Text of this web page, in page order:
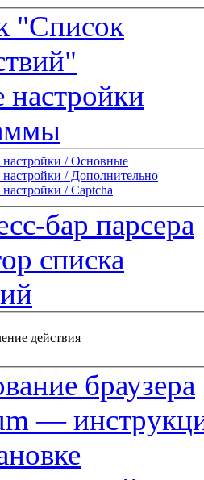
"Список
/ Основные
/ Дополнительно
/ Captcha
бар парсера
списка
действия
браузера
—